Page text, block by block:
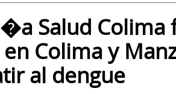
Salud
Colima y
al dengue